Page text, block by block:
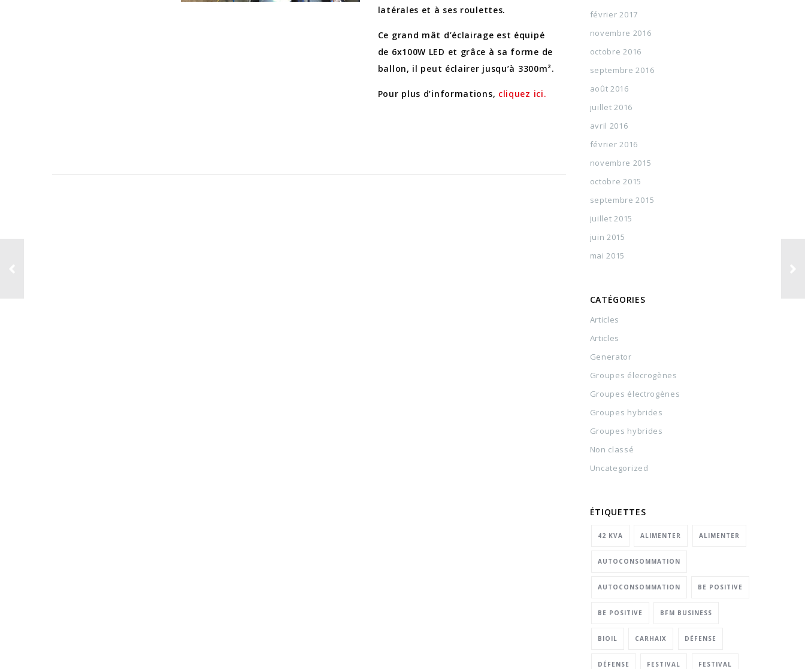
latérales et à ses roulettes.
Ce grand mât d’éclairage est équipé
de 6x100W LED et grâce à sa forme de
ballon, il peut éclairer jusqu’à 3300m².
Pour plus d’informations, cliquez ici.
février 2017
novembre 2016
octobre 2016
septembre 2016
août 2016
juillet 2016
avril 2016
février 2016
novembre 2015
octobre 2015
septembre 2015
juillet 2015
juin 2015
mai 2015
CATÉGORIES
Articles
Articles
Generator
Groupes élecrogènes
Groupes électrogènes
Groupes hybrides
Groupes hybrides
Non classé
Uncategorized
ÉTIQUETTES
42 KVA ALIMENTER ALIMENTER
AUTOCONSOMMATION
AUTOCONSOMMATION BE POSITIVE
BE POSITIVE BFM BUSINESS
BIOIL CARHAIX DÉFENSE
DÉFENSE FESTIVAL FESTIVAL